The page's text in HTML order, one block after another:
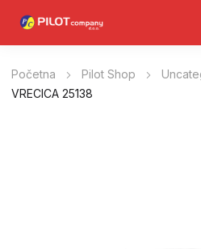
Početna Pilot Shop
VRECICA 25138